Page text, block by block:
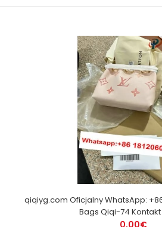
qiqiyg.com Oficjalny WhatsApp:
Bags Qiqi-74